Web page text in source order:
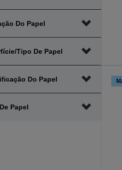
Do Papel
Tipo De Papel
Do Papel
Papel